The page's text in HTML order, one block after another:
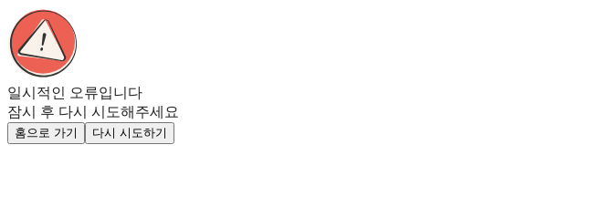
일시적인 오류입니다
잠시 후 다시 시도해주세요
홈으로 가기 다시 시도하기